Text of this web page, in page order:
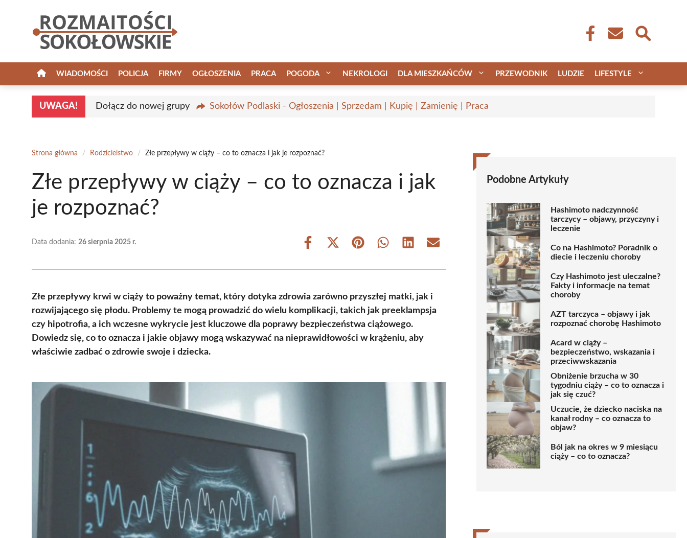
WIADOMOŚCI POLICJA FIRMY OGŁOSZENIA PRACA POGODA NEKROLOGI DLA MIESZKAŃCÓW PRZEWODNIK LUDZIE LIFESTYLE
UWAGA! Dołącz do nowej grupy Sokołów Podlaski - Ogłoszenia | Sprzedam | Kupię | Zamienię | Praca
Strona główna / Rodzicielstwo / Złe przepływy w ciąży – co to oznacza i jak je rozpoznać?
Złe przepływy w ciąży – co to oznacza i jak
je rozpoznać?
Data dodania: 26 sierpnia 2025 r.
Share
Share
(Twitter)
Share Share Share Share
Złe przepływy krwi w ciąży to poważny temat, który dotyka zdrowia zarówno przyszłej matki, jak i
rozwijającego się płodu. Problemy te mogą prowadzić do wielu komplikacji, takich jak preeklampsja
czy hipotrofia, a ich wczesne wykrycie jest kluczowe dla poprawy bezpieczeństwa ciążowego.
Dowiedz się, co to oznacza i jakie objawy mogą wskazywać na nieprawidłowości w krążeniu, aby
właściwie zadbać o zdrowie swoje i dziecka.
Podobne Artykuły
Hashimoto nadczynność
tarczycy – objawy, przyczyny i
leczenie
Co na Hashimoto? Poradnik o
diecie i leczeniu choroby
Czy Hashimoto jest uleczalne?
Fakty i informacje na temat
choroby
AZT tarczyca – objawy i jak
rozpoznać chorobę Hashimoto
Acard w ciąży –
bezpieczeństwo, wskazania i
przeciwwskazania
Obniżenie brzucha w 30
tygodniu ciąży – co to oznacza i
jak się czuć?
Uczucie, że dziecko naciska na
kanał rodny – co oznacza to
objaw?
Ból jak na okres w 9 miesiącu
ciąży – co to oznacza?